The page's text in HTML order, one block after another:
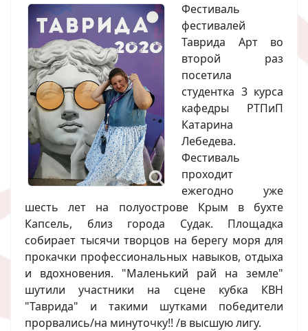
Фестиваль
фестивалей
Таврида Арт во
второй раз
посетила
студентка 3 курса
кафедры РТПиП
Катарина
Лебедева.
Фестиваль
проходит
ежегодно уже
шесть лет на полуострове Крым в бухте
Капсель, близ города Судак. Площадка
собирает тысячи творцов на берегу моря для
прокачки профессиональных навыков, отдыха
и вдохновения. "Маленький рай на земле"
шутили участники на сцене кубка КВН
"Таврида" и такими шутками победители
прорвались/на минуточку!! /в высшую лигу.